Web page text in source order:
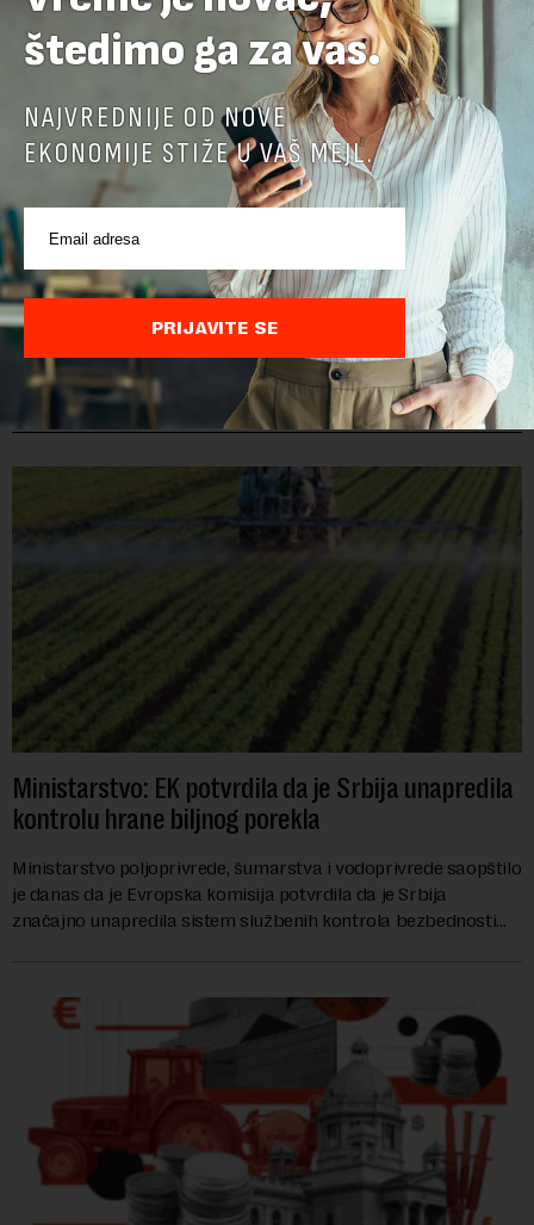
POVEZANI SADRŽAJI
Ministarstvo: EK potvrdila da je Srbija unapredila
kontrolu hrane biljnog porekla
Ministarstvo poljoprivrede, šumarstva i vodoprivrede saopštilo
je danas da je Evropska komisija potvrdila da je Srbija
značajno unapredila sistem službenih kontrola bezbednosti
štedimo ga za vas.
NAJVREDNIJE OD NOVE
EKONOMIJE STIŽE U VAŠ MEJL.
PRIJAVITE SE